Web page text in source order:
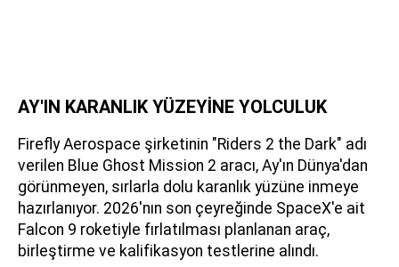
AY'IN KARANLIK YÜZEYİNE YOLCULUK
Firefly Aerospace şirketinin "Riders 2 the Dark" adı
verilen Blue Ghost Mission 2 aracı, Ay'ın Dünya'dan
görünmeyen, sırlarla dolu karanlık yüzüne inmeye
hazırlanıyor. 2026'nın son çeyreğinde SpaceX'e ait
Falcon 9 roketiyle fırlatılması planlanan araç,
birleştirme ve kalifikasyon testlerine alındı.